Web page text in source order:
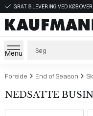
GRATIS LEVERING VED KØB
Menu
Forside End of Season
NEDSATTE